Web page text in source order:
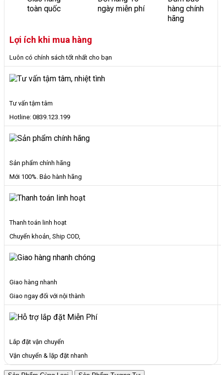
Gấp
Trẻ
Em
mầm
non
Giá
Tốt
lượng
toàn quốc
ngày miễn phí
hàng chính
hãng
Lợi ích khi mua hàng
Luôn có chính sách tốt nhất cho bạn
Tư vấn tậm tâm
Hotline: 0839.123.199
Sản phẩm chính hãng
Mới 100%. Bảo hành hãng
Thanh toán linh hoạt
Chuyển khoản, Ship COD,
Giao hàng nhanh
Giao ngay đối với nội thành
Lắp đặt vận chuyển
Vận chuyển & lặp đặt nhanh